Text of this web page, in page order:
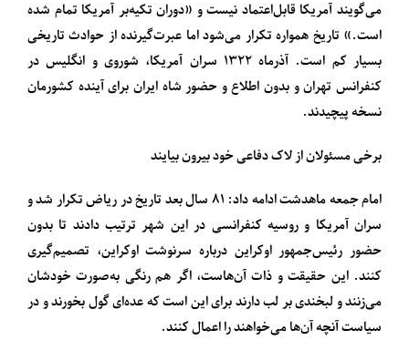
می‌گویند آمریکا قابل‌اعتماد نیست و «دوران تکیه‌بر آمریکا تمام شده
است.» تاریخ همواره تکرار می‌شود اما عبرت‌گیرنده از حوادث تاریخی
بسیار کم است. آذرماه ۱۳۲۲ سران آمریکا، شوروی و انگلیس در
کنفرانس تهران و بدون اطلاع و حضور شاه ایران برای آینده کشورمان
نسخه پیچیدند.
برخی مسئولان از لاک دفاعی خود بیرون بیایند
امام جمعه ماهدشت ادامه داد: ۸۱ سال بعد تاریخ در ریاض تکرار شد و
سران آمریکا و روسیه کنفرانسی در این شهر ترتیب دادند تا بدون
حضور رئیس‌جمهور اوکراین درباره سرنوشت اوکراین، تصمیم‌گیری
کنند. این حقیقت و ذات آن‌هاست، اگر هم‌ رنگی به‌صورت خودشان
می‌زنند و لبخندی بر لب دارند برای این است که عده‌ای گول بخورند و در
سیاست آنچه آن‌ها می‌خواهند را اعمال کنند.